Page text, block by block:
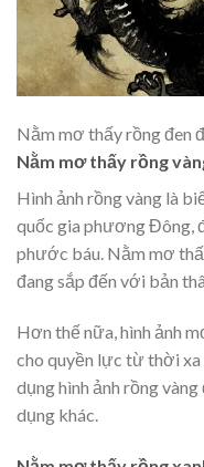
Nằm mơ thấy rồng đen
Nằm mơ thấy rồng
Hình ảnh rồng vàng là
quốc gia phương Đông,
phước báu. Nằm mơ
đang sắp đến với bản
Hơn thế nữa, hình ảnh
cho quyền lực từ thời
dụng hình ảnh rồng
dụng khác.